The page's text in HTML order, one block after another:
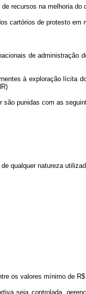
recursos na melhoria
cartórios de protesto
de administração
à exploração lícita
punidas com as
qualquer natureza
os valores mínimo de
seja controlada,